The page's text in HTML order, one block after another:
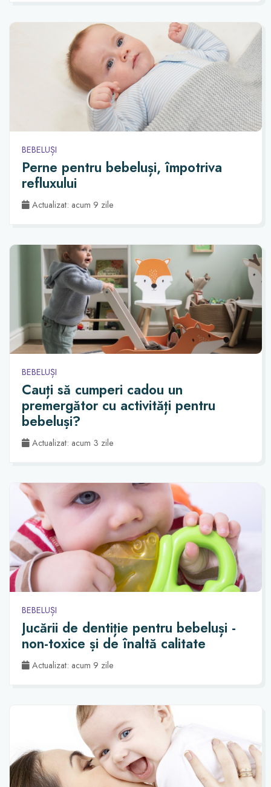
BEBELUȘI
Perne pentru bebeluși, împotriva
refluxului
Actualizat: acum 9 zile
BEBELUȘI
Cauți să cumperi cadou un
premergător cu activități pentru
bebeluși?
Actualizat: acum 3 zile
BEBELUȘI
Jucării de dentiție pentru bebeluși -
non-toxice și de înaltă calitate
Actualizat: acum 9 zile